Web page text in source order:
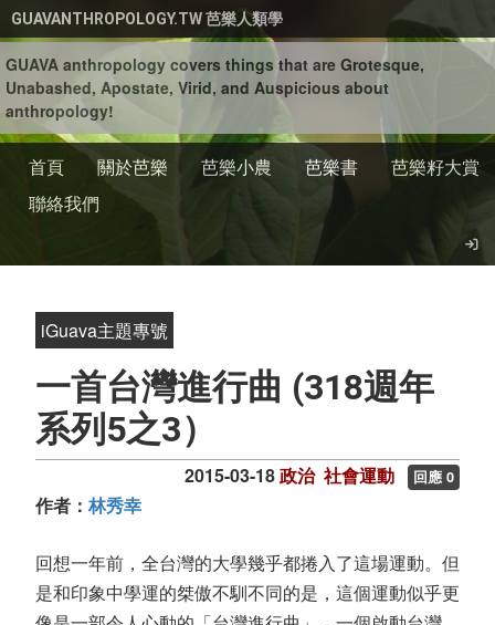
移至主內容
GUAVANTHROPOLOGY.TW 芭樂人類學
GUAVA anthropology covers things that are Grotesque,
Unabashed, Apostate, Virid, and Auspicious about
anthropology!
首頁 關於芭樂 芭樂小農 芭樂書
芭樂籽大賞
聯絡我們
iGuava主題專號
一首台灣進行曲 (318週年
系列5之3）
2015-03-18政治 社會運動 回應 0
作者： 林秀幸
回想一年前，全台灣的大學幾乎都捲入了這場運動。但
是和印象中學運的桀傲不馴不同的是，這個運動似乎更